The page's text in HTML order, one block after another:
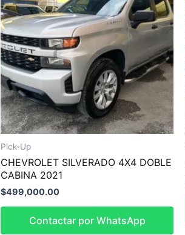
Pick-Up
CHEVROLET SILVERADO 4X4 DOBLE
CABINA 2021
$499,000.00
Contactar por WhatsApp